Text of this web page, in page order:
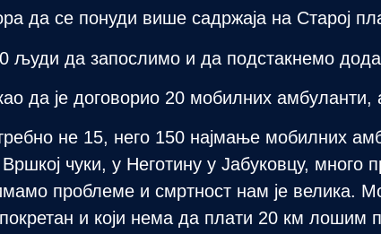
да се понуди више садржаја на Старој
људи да запослимо и да подстакнемо
да је договорио 20 мобилних амбуланти,
не 15, него 150 најмање мобилних
чуки, у Неготину у Јабуковцу,
проблеме и смртност нам је велика.
и који нема да плати 20 км лошим